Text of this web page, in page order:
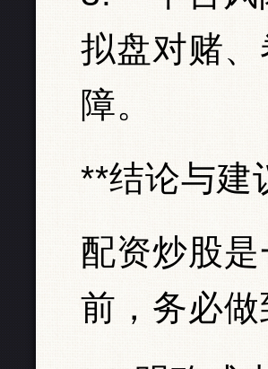
拟盘对赌
障。
**结论与建
配资炒股
前，务必做